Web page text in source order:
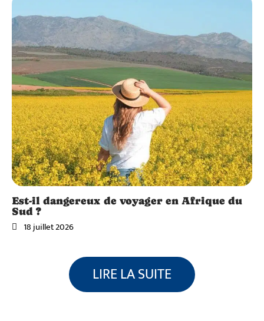
Est-il dangereux de voyager en Afrique du
Sud ?
18 juillet 2026
LIRE LA SUITE